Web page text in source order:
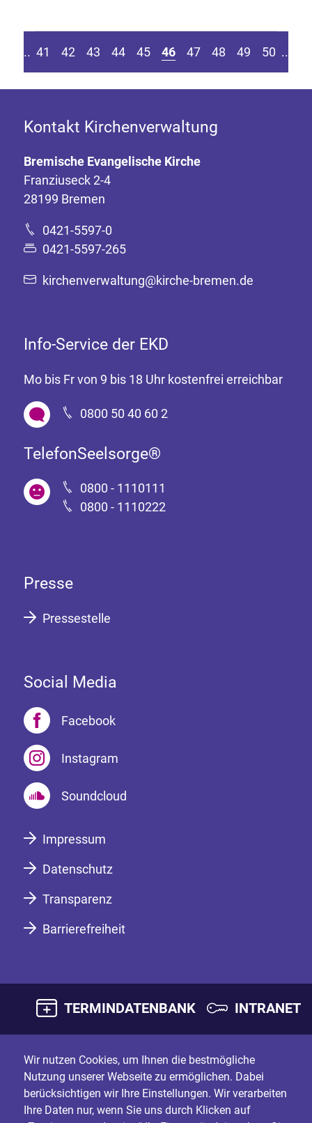
springen
vorherigen Seite
.... 41 42 43 44 45 46 47 48 49 50 ....
Kontakt Kirchenverwaltung
Bremische Evangelische Kirche
Franziuseck 2-4
28199 Bremen
0421-5597-0
0421-5597-265
kirchenverwaltung@kirche-bremen.de
Info-Service der EKD
Mo bis Fr von 9 bis 18 Uhr kostenfrei erreichbar
0800 50 40 60 2
TelefonSeelsorge®
0800 - 1110111
0800 - 1110222
Presse
Pressestelle
Social Media
Facebook
Instagram
Soundcloud
Impressum
Datenschutz
Transparenz
Barrierefreiheit
TERMINDATENBANK INTRANET
Wir nutzen Cookies, um Ihnen die bestmögliche
Nutzung unserer Webseite zu ermöglichen. Dabei
berücksichtigen wir Ihre Einstellungen. Wir verarbeiten
Ihre Daten nur, wenn Sie uns durch Klicken auf